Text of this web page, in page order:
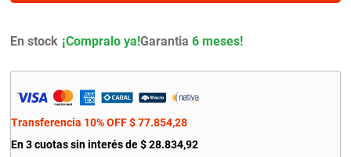
En stock Garantia 6 meses!
Transferencia 10% OFF $ 77.854,28
En 3 cuotas sin interés de $ 28.834,92
9.
amortiguador
10
citroen c4